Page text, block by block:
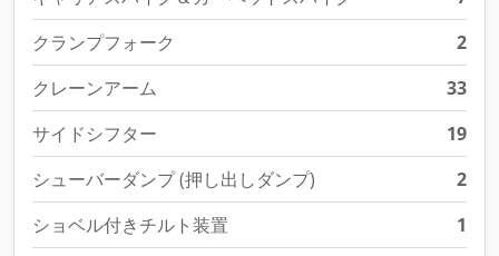
クランプフォーク
2
クレーンアーム
33
サイドシフター
19
シューバーダンプ (押し出しダンプ)
2
ショベル付きチルト装置
1